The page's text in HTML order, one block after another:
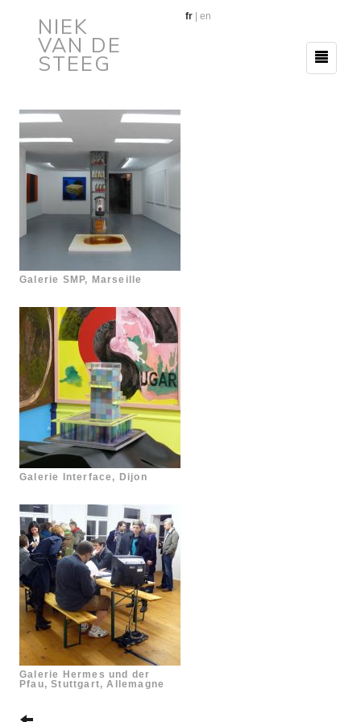
NIEK
VAN DE
STEEG
fr en
Galerie SMP, Marseille
Galerie Interface, Dijon
Galerie Hermes und der
Pfau, Stuttgart, Allemagne